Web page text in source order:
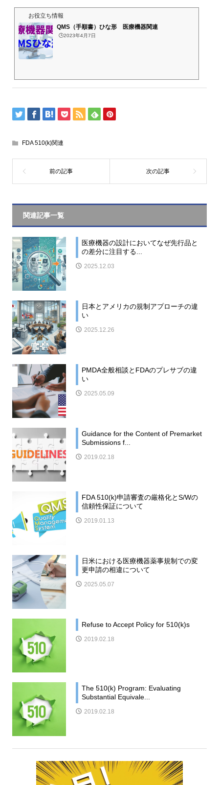
お役立ち情報
QMS（手順書）ひな形 医療機器関連
🕒️2023年4月7日
FDA 510(k)関連
関連記事一覧
医療機器の設計においてなぜ先行品と
の差分に注目する...
2025.12.03
日本とアメリカの規制アプローチの違
い
2025.12.26
PMDA全般相談とFDAのプレサブの違
い
2025.05.09
Guidance for the Content of Premarket
Submissions f...
2019.02.18
FDA 510(k)申請審査の厳格化とS/Wの
信頼性保証について
2019.01.13
日米における医療機器薬事規制での変
更申請の相違について
2025.05.07
Refuse to Accept Policy for 510(k)s
2019.02.18
The 510(k) Program: Evaluating
Substantial Equivale...
2019.02.18